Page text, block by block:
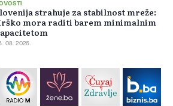
strahuje za stabilnost mreže:
mora raditi barem minimalnim
08. 2026.